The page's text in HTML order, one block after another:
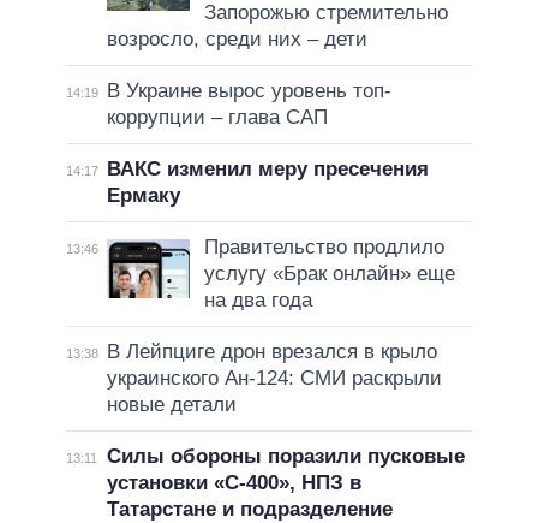
Запорожью стремительно
возросло, среди них – дети
14:19
В Украине вырос уровень топ-
коррупции – глава САП
14:17
ВАКС изменил меру пресечения
Ермаку
13:46
Правительство продлило
услугу «Брак онлайн» еще
на два года
13:38
В Лейпциге дрон врезался в крыло
украинского Ан-124: СМИ раскрыли
новые детали
13:11
Силы обороны поразили пусковые
установки «С-400», НПЗ в
Татарстане и подразделение